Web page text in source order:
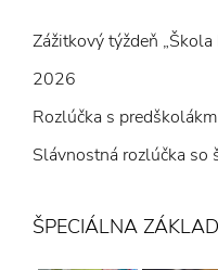
Zážitkový týždeň
2026
Rozlúčka s
Slávnostná rozlúčka so
ŠPECIÁLNA